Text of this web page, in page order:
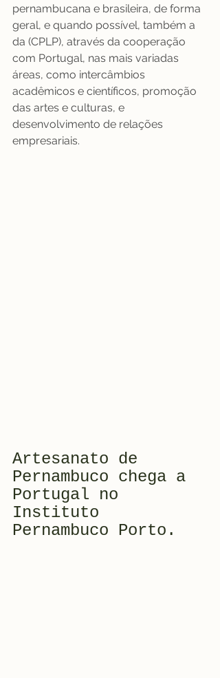
pernambucana e brasileira, de forma
geral, e quando possível, também a
da (CPLP), através da cooperação
com Portugal, nas mais variadas
áreas, como intercâmbios
acadêmicos e científicos, promoção
das artes e culturas, e
desenvolvimento de relações
empresariais.
Artesanato de
Pernambuco chega a
Portugal no
Instituto
Pernambuco Porto.